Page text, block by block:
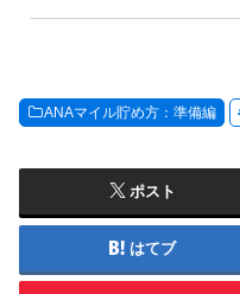
ANAマイル貯め方：準備編
ポスト
はてブ